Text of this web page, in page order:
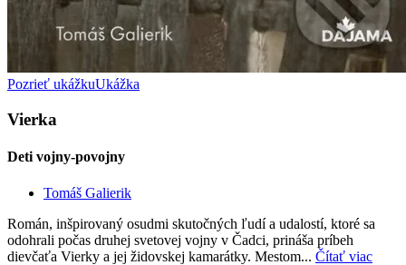
Pozrieť ukážkuUkážka
Vierka
Deti vojny-povojny
Tomáš Galierik
Román, inšpirovaný osudmi skutočných ľudí a udalostí, ktoré sa
odohrali počas druhej svetovej vojny v Čadci, prináša príbeh
dievčaťa Vierky a jej židovskej kamarátky. Mestom... Čítať viac